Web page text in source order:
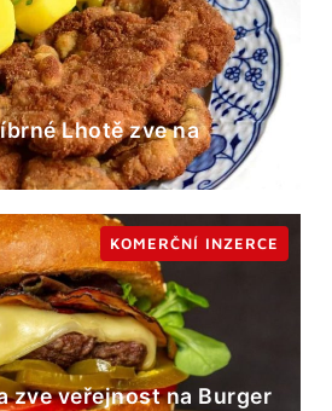
Lhotě zve na
zve veřejnost na Burger
KOMERČNÍ INZERCE